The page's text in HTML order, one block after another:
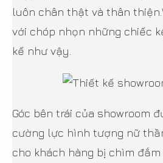
luôn chân thật và thân
với chóp nhọn những chiếc
kế như vậy.
Góc bên trái của showroom
cường lực hình tượng nữ
cho khách hàng bị chìm